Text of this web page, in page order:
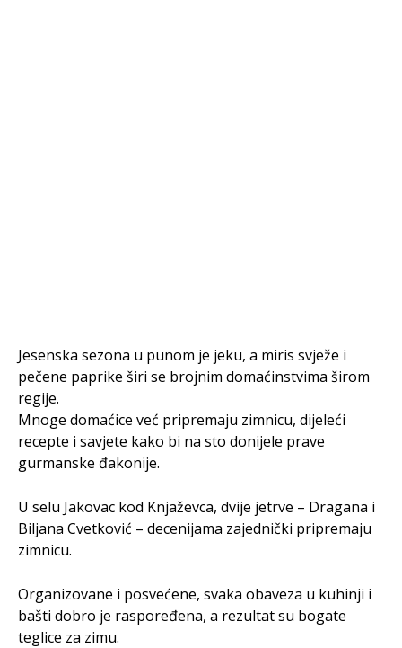
Jesenska sezona u punom je jeku, a miris svježe i
pečene paprike širi se brojnim domaćinstvima širom
regije.
Mnoge domaćice već pripremaju zimnicu, dijeleći
recepte i savjete kako bi na sto donijele prave
gurmanske đakonije.
U selu Jakovac kod Knjaževca, dvije jetrve – Dragana i
Biljana Cvetković – decenijama zajednički pripremaju
zimnicu.
Organizovane i posvećene, svaka obaveza u kuhinji i
bašti dobro je raspoređena, a rezultat su bogate
teglice za zimu.